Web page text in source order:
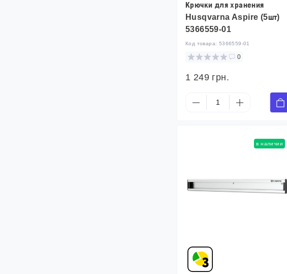
Крючки для хранения
Husqvarna Aspire (5шт)
5366559-01
Код товара: 5366559-01
0
1 249 грн.
в наличии